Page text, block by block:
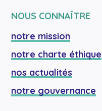
NOUS CONNAÎTRE
notre mission
notre charte éthique
nos actualités
notre gouvernance